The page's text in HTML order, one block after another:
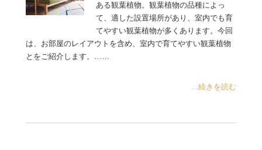
ある観葉植物。観葉植物の品種によっ
て、適した設置場所があり、室内でも育
てやすい観葉植物が多くあります。今回
は、お部屋のレイアウトを含め、室内で育てやすい観葉植物
とをご紹介します。……
...続きを読む